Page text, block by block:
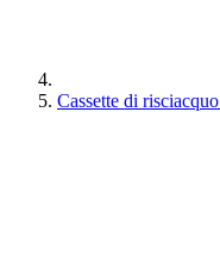
Cassette di